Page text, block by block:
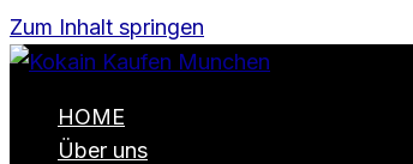
Zum Inhalt springen
HOME
Über uns